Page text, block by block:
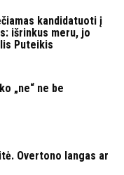
kandidatuoti į
išrinkus meru, jo
Puteikis
„ne“ ne be
Overtono langas ar